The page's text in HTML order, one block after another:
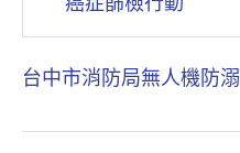
台中市消防局無人機防溺